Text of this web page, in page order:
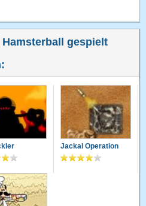
gespielt
Jackal Operation